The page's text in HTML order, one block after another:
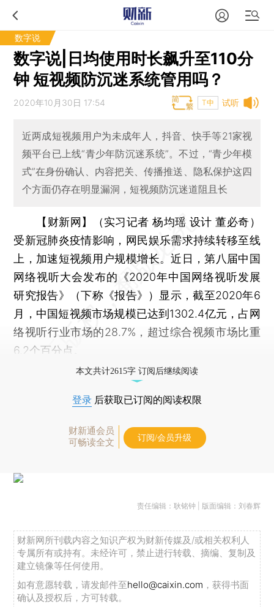
数字说
数字说|日均使用时长飙升至110分
钟 短视频防沉迷系统管用吗？
试听
2020年10月30日 17:54 T中
近两成短视频用户为未成年人，抖音、快手等21家视
频平台已上线“青少年防沉迷系统”。不过，“青少年模
式”在身份确认、内容把关、传播推送、隐私保护这四
个方面仍存在明显漏洞，短视频防沉迷道阻且长
【财新网】（实习记者 杨均瑶 设计 董必奇）
受新冠肺炎疫情影响，网民娱乐需求持续转移至线
上，加速短视频用户规模增长。近日，第八届中国
网络视听大会发布的《2020年中国网络视听发展
研究报告》（下称《报告》）显示，截至2020年6
月，中国短视频市场规模已达到1302.4亿元，占网
络视听行业市场的28.7%，超过综合视频市场比重
6.2个百分点。
本文共计2615字 订阅后继续阅读
登录 后获取已订阅的阅读权限
财新通会员
可畅读全文
订阅/会员升级
责任编辑：耿铭钟 | 版面编辑：刘春辉
财新网所刊载内容之知识产权为财新传媒及/或相关权利人
专属所有或持有。未经许可，禁止进行转载、摘编、复制及
建立镜像等任何使用。
如有意愿转载，请发邮件至hello@caixin.com ，获得书面
确认及授权后，方可转载。